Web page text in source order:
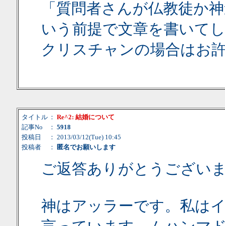
「質問者さんが仏教徒か
いう前提で文章を書いて
クリスチャンの場合はお
タイトル ： Re^2: 結婚について
記事No
： 5918
投稿日
： 2013/03/12(Tue) 10:45
投稿者
： 匿名でお願いします
ご返答ありがとうござい
神はアッラーです。私は